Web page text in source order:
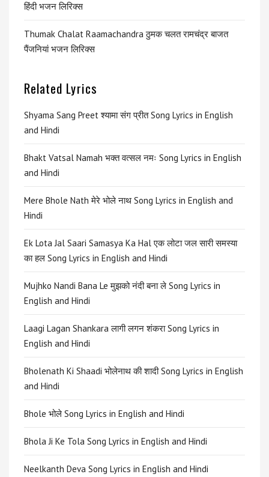
हिंदी भजन लिरिक्स
Thumak Chalat Raamachandra ठुमक चलत रामचंद्र बाजत
पैंजनियां भजन लिरिक्स
Related Lyrics
Shyama Sang Preet श्यामा संग प्रीत Song Lyrics in English
and Hindi
Bhakt Vatsal Namah भक्त वत्सल नमः Song Lyrics in English
and Hindi
Mere Bhole Nath मेरे भोले नाथ Song Lyrics in English and
Hindi
Ek Lota Jal Saari Samasya Ka Hal एक लोटा जल सारी समस्या
का हल Song Lyrics in English and Hindi
Mujhko Nandi Bana Le मुझको नंदी बना ले Song Lyrics in
English and Hindi
Laagi Lagan Shankara लागी लगन शंकरा Song Lyrics in
English and Hindi
Bholenath Ki Shaadi भोलेनाथ की शादी Song Lyrics in English
and Hindi
Bhole भोले Song Lyrics in English and Hindi
Bhola Ji Ke Tola Song Lyrics in English and Hindi
Neelkanth Deva Song Lyrics in English and Hindi